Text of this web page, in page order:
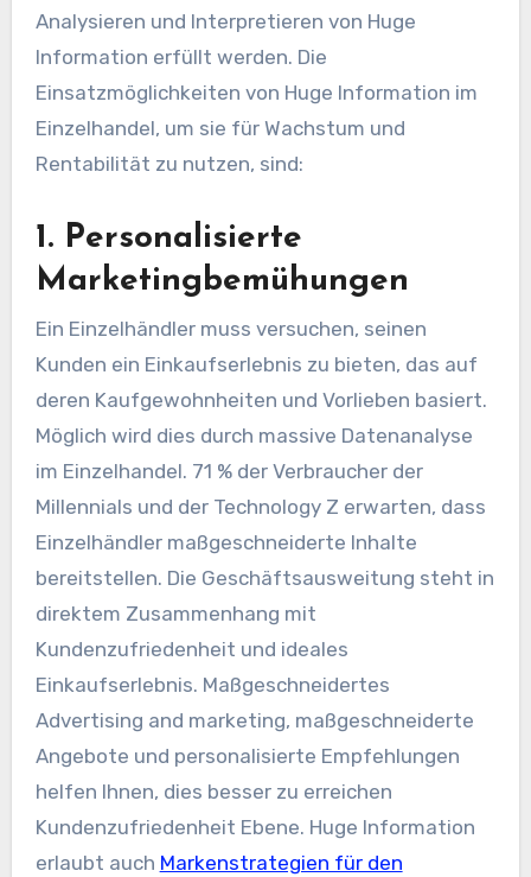
Analysieren und Interpretieren von Huge
Information erfüllt werden. Die
Einsatzmöglichkeiten von Huge Information im
Einzelhandel, um sie für Wachstum und
Rentabilität zu nutzen, sind:
1. Personalisierte
Marketingbemühungen
Ein Einzelhändler muss versuchen, seinen
Kunden ein Einkaufserlebnis zu bieten, das auf
deren Kaufgewohnheiten und Vorlieben basiert.
Möglich wird dies durch massive Datenanalyse
im Einzelhandel. 71 % der Verbraucher der
Millennials und der Technology Z erwarten, dass
Einzelhändler maßgeschneiderte Inhalte
bereitstellen. Die Geschäftsausweitung steht in
direktem Zusammenhang mit
Kundenzufriedenheit und ideales
Einkaufserlebnis. Maßgeschneidertes
Advertising and marketing, maßgeschneiderte
Angebote und personalisierte Empfehlungen
helfen Ihnen, dies besser zu erreichen
Kundenzufriedenheit Ebene. Huge Information
erlaubt auch Markenstrategien für den